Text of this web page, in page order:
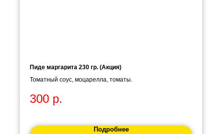
Пиде маргарита 230 гр. (Акция)
Томатный соус, моцарелла, томаты.
300 р.
Подробнее